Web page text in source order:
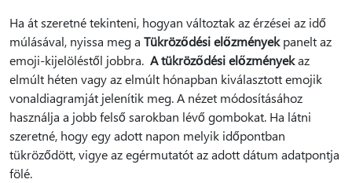
Ha át szeretné tekinteni, hogyan változtak az érzései az idő
múlásával, nyissa meg a Tükröződési előzményekpanelt az
emoji-kijelöléstől jobbra. A tükröződési előzményekaz
elmúlt héten vagy az elmúlt hónapban kiválasztott emojik
vonaldiagramját jelenítik meg. A nézet módosításához
használja a jobb felső sarokban lévő gombokat. Ha látni
szeretné, hogy egy adott napon melyik időpontban
tükröződött, vigye az egérmutatót az adott dátum adatpontja
fölé.